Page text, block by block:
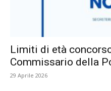
Limiti di età
Commissario della
29 Aprile 2026